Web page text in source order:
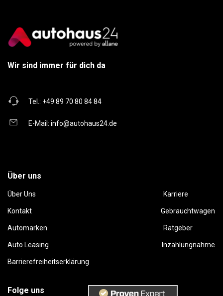
Wir sind immer für dich da
Tel.: +49 89 70 80 84 84
E-Mail: info@autohaus24.de
Über uns
Über Uns Karriere
Kontakt Gebrauchtwagen
Automarken Ratgeber
Auto Leasing Inzahlungnahme
Barrierefreiheitserklärung
Folge uns